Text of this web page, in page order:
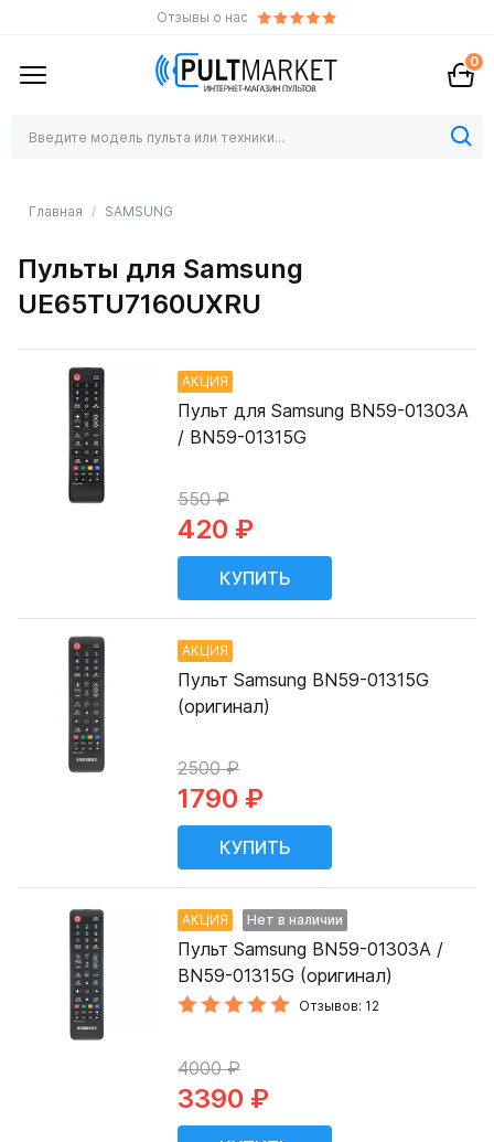
Отзывы о нас
0
Главная SAMSUNG
Пульты для Samsung
UE65TU7160UXRU
АКЦИЯ
Пульт для Samsung BN59-01303A
/ BN59-01315G
550 ₽
420 ₽
АКЦИЯ
Пульт Samsung BN59-01315G
(оригинал)
2500 ₽
1790 ₽
АКЦИЯ Нет в наличии
Пульт Samsung BN59-01303A /
BN59-01315G (оригинал)
Отзывов: 12
4000 ₽
3390 ₽